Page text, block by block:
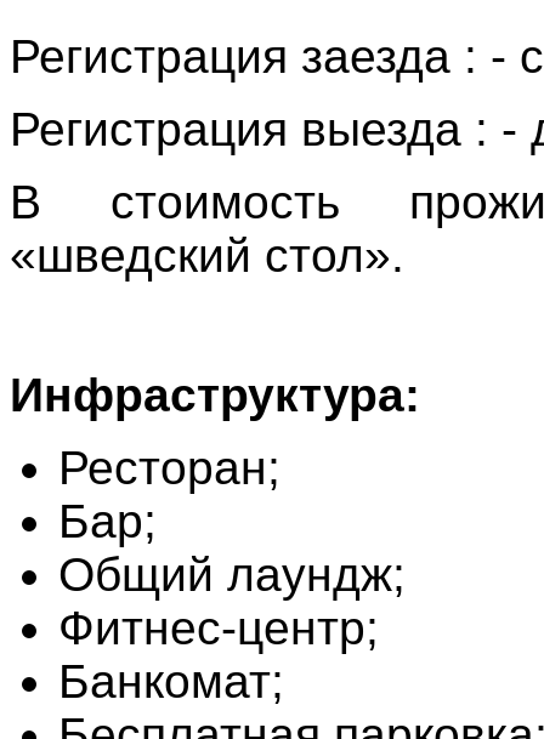
Регистрация заезда : -
Регистрация выезда : -
В стоимость
«шведский стол».
Инфраструктура:
Ресторан;
Бар;
Общий лаундж;
Фитнес-центр;
Банкомат;